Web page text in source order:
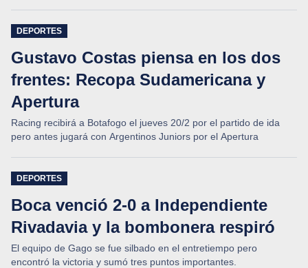
DEPORTES
Gustavo Costas piensa en los dos
frentes: Recopa Sudamericana y
Apertura
Racing recibirá a Botafogo el jueves 20/2 por el partido de ida
pero antes jugará con Argentinos Juniors por el Apertura
DEPORTES
Boca venció 2-0 a Independiente
Rivadavia y la bombonera respiró
El equipo de Gago se fue silbado en el entretiempo pero
encontró la victoria y sumó tres puntos importantes.